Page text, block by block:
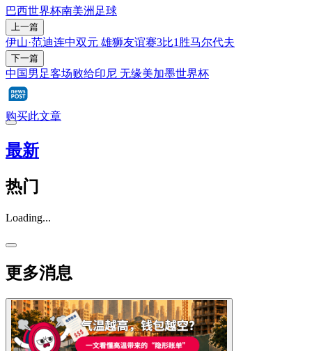
巴西世界杯南美洲 足球
上一篇
伊山·范迪连中双元 雄狮友谊赛3比1胜马尔代夫
下一篇
中国男足客场败给印尼 无缘美加墨世界杯
购买此文章
最新
热门
Loading...
更多消息